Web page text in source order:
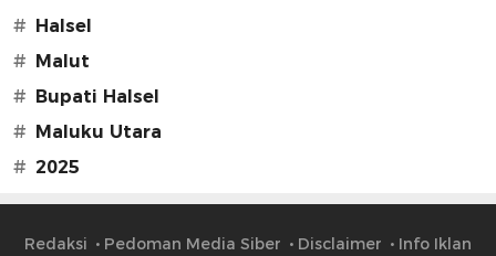
#
Halsel
#
Malut
#
Bupati Halsel
#
Maluku Utara
# 2025
Redaksi Pedoman Media Siber Disclaimer Info Iklan